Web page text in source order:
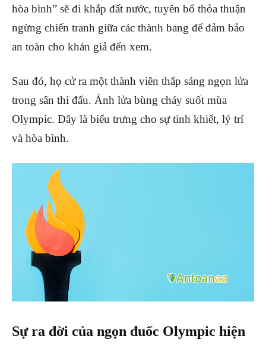
hòa bình” sẽ đi khắp đất nước, tuyên bố thỏa thuận
ngừng chiến tranh giữa các thành bang để đảm bảo
an toàn cho khán giả đến xem.
Sau đó, họ cử ra một thành viên thắp sáng ngọn lửa
trong sân thi đấu. Ánh lửa bùng cháy suốt mùa
Olympic. Đây là biểu trưng cho sự tinh khiết, lý trí
và hòa bình.
Sự ra đời của ngọn đuốc Olympic hiện